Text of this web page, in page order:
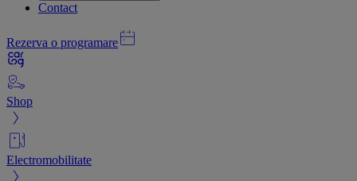
Contact
Rezerva o programare
Shop
Electromobilitate